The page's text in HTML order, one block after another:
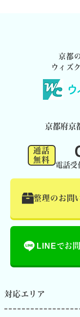
京都
ウィズ
京都府京
通話
無料
電話受
整理のお問
LINEでお
対応エリア